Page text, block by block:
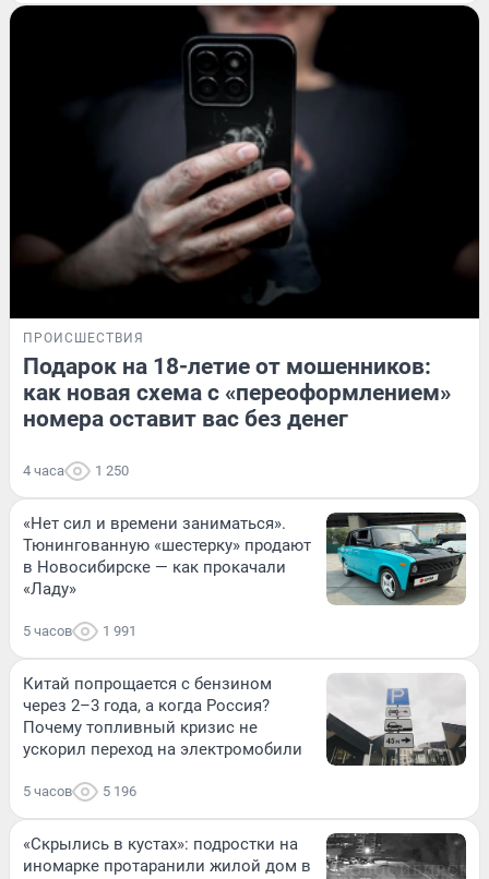
ПРОИСШЕСТВИЯ
Подарок на 18-летие от мошенников:
как новая схема с «переоформлением»
номера оставит вас без денег
4 часа 1 250
«Нет сил и времени заниматься».
Тюнингованную «шестерку» продают
в Новосибирске — как прокачали
«Ладу»
5 часов 1 991
Китай попрощается с бензином
через 2–3 года, а когда Россия?
Почему топливный кризис не
ускорил переход на электромобили
5 часов 5 196
«Скрылись в кустах»: подростки на
иномарке протаранили жилой дом в